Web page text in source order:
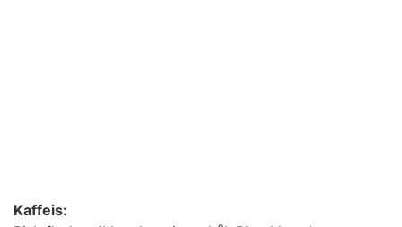
Kaffeis: